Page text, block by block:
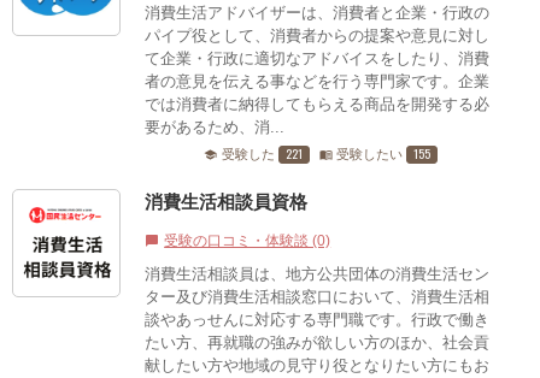
消費生活アドバイザーは、消費者と企業・行政の
パイプ役として、消費者からの提案や意見に対し
て企業・行政に適切なアドバイスをしたり、消費
者の意見を伝える事などを行う専門家です。企業
では消費者に納得してもらえる商品を開発する必
要があるため、消...
school 受験した 221 menu_book 受験したい 155
消費生活相談員資格
chat_bubble 受験の口コミ・体験談 (0)
消費生活相談員は、地方公共団体の消費生活セン
ター及び消費生活相談窓口において、消費生活相
談やあっせんに対応する専門職です。行政で働き
たい方、再就職の強みが欲しい方のほか、社会貢
献したい方や地域の見守り役となりたい方にもお